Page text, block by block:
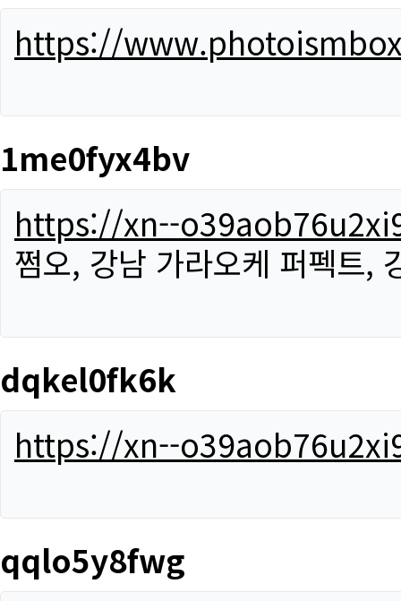
https://
1me0fyx4bv
https://xn--
쩜오, 강남 가라오케 퍼펙트,
dqkel0fk6k
https://xn--
qqlo5y8fwg